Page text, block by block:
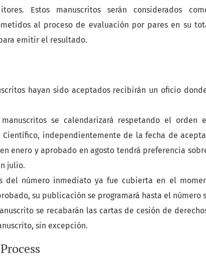
Estos manuscritos serán considerados
al proceso de evaluación por pares en su
emitir el resultado.
hayan sido aceptados recibirán un oficio
se calendarizará respetando el orden
independientemente de la fecha de
enero y aprobado en agosto tendrá preferencia
julio.
del número inmediato ya fue cubierta en el
su publicación se programará hasta el número
se recabarán las cartas de cesión de
sin excepción.